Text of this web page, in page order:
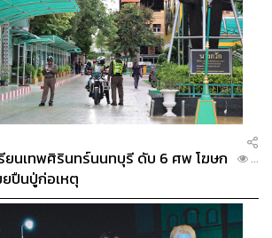
ยนเทพศิรินทร์นนทบุรี ดับ 6 ศพ โฆษก
ปืนปู่ก่อเหตุ
...